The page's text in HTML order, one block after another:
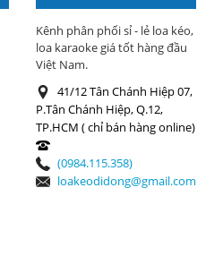
Kênh phân phối sỉ - lẻ loa kéo,
loa karaoke giá tốt hàng đầu
Việt Nam.
41/12 Tân Chánh Hiệp 07,
P.Tân Chánh Hiệp, Q.12,
TP.HCM ( chỉ bán hàng online)
(0984.115.358)
loakeodidong@gmail.com